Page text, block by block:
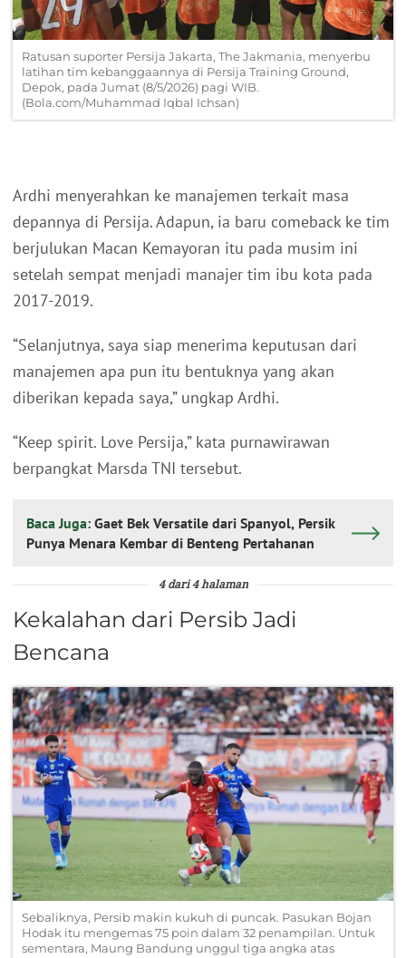
Ratusan suporter Persija Jakarta, The Jakmania, menyerbu
latihan tim kebanggaannya di Persija Training Ground,
Depok, pada Jumat (8/5/2026) pagi WIB.
(Bola.com/Muhammad Iqbal Ichsan)
Ardhi menyerahkan ke manajemen terkait masa
depannya di Persija. Adapun, ia baru comeback ke tim
berjulukan Macan Kemayoran itu pada musim ini
setelah sempat menjadi manajer tim ibu kota pada
2017-2019.
“Selanjutnya, saya siap menerima keputusan dari
manajemen apa pun itu bentuknya yang akan
diberikan kepada saya,” ungkap Ardhi.
“Keep spirit. Love Persija,” kata purnawirawan
berpangkat Marsda TNI tersebut.
Baca Juga: Gaet Bek Versatile dari Spanyol, Persik
Punya Menara Kembar di Benteng Pertahanan
4 dari 4 halaman
Kekalahan dari Persib Jadi
Bencana
Sebaliknya, Persib makin kukuh di puncak. Pasukan Bojan
Hodak itu mengemas 75 poin dalam 32 penampilan. Untuk
sementara, Maung Bandung unggul tiga angka atas